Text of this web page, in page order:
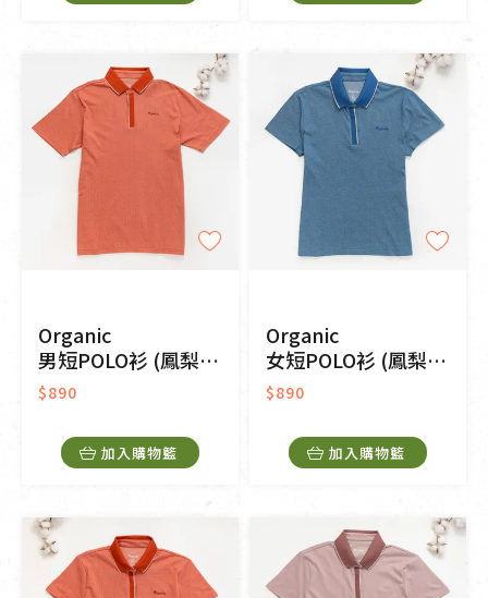
Organic
男短POLO衫 (鳳梨涼感)(橘色)
$890
加入購物籃
Organic
女短POLO衫 (鳳梨涼感)(藍色)
$890
加入購物籃